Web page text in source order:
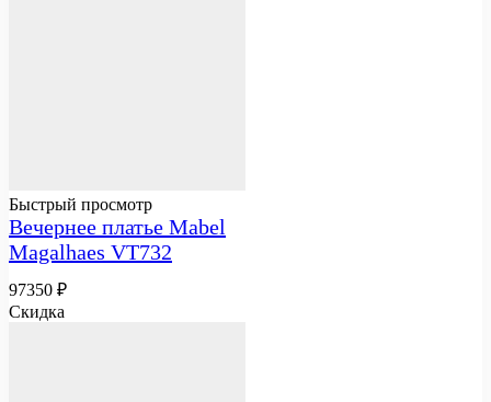
Быстрый просмотр
Вечернее платье Mabel
Magalhaes VT732
97350 ₽
Скидка